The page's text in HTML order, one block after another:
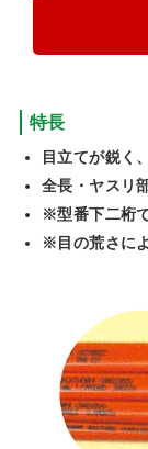
特長
目立てが鋭く
全長・ヤスリ
※型番下二桁
※目の荒さに